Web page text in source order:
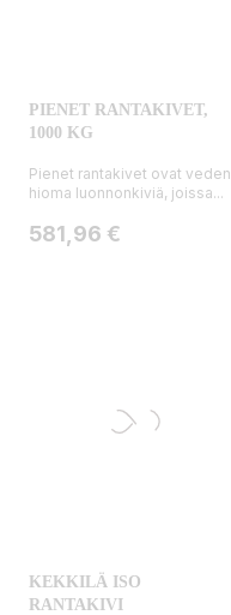
PIENET RANTAKIVET,
1000 KG
Pienet rantakivet ovat veden
hioma luonnonkiviä, joissa...
Hinta
581,96 €
KEKKILÄ ISO
RANTAKIVI